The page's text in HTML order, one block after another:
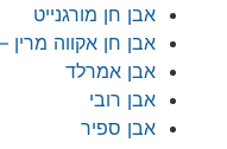
חן מורגנייט
חן אקווה מרין – אקוומרין
אמרלד
רובי
ספיר